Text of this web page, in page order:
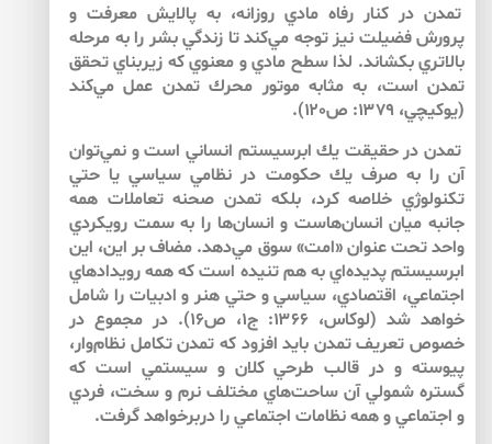
تمدن در كنار رفاه مادي روزانه، به پالايش معرفت و
پرورش فضيلت نيز توجه مي‌‌كند تا زندگي بشر را به مرحله
بالاتري بكشاند. لذا سطح مادي و معنوي كه زيربناي تحقق
تمدن است، به مثابه موتور محرك تمدن عمل مي‌‌كند
(يوكيچي، ۱۳۷۹: ص۱۲۰).
تمدن در حقيقت يك ابرسيستم انساني است و نمي‌‌توان
آن را به صرف يك حكومت در نظامي سياسي يا حتي
تكنولوژي خلاصه كرد، بلكه تمدن صحنه تعاملات همه
جانبه ميان انسان‌‌هاست و انسان‌‌ها را به سمت رويكردي
واحد تحت عنوان «امت» سوق مي‌‌دهد. مضاف بر اين، اين
ابرسيستم پديده‌‌اي به هم تنيده است كه همه رويدادهاي
اجتماعي، اقتصادي، سياسي و حتي هنر و ادبيات را شامل
خواهد شد (لوكاس، ۱۳۶۶: ج۱، ص۱۶). در مجموع در
خصوص تعريف تمدن بايد افزود كه تمدن تكامل نظام‌‌وار،
پيوسته و در قالب طرحي كلان و سيستمي است كه
گستره شمولي آن ساحت‌‌هاي مختلف نرم و سخت، فردي
و اجتماعي و همه نظامات اجتماعي را دربرخواهد گرفت.